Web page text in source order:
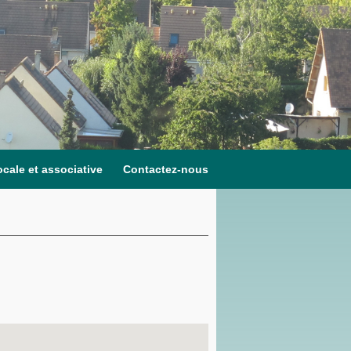
et associative Contactez-nous